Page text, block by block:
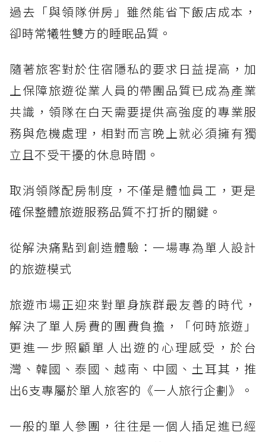
過去「與領隊併房」雖然能省下飯店成本，
卻時常犧牲雙方的睡眠品質。
隨著旅客對於住宿隱私的要求日益提高，加
上保障旅遊從業人員的帶團品質已成為產業
共識，領隊在白天需要提供高強度的專業服
務與危機處理，相對而言晚上就必須擁有獨
立且不受干擾的休息時間。
取消領隊配房制度，不僅是體恤員工，更是
確保整體旅遊服務品質不打折的關鍵。
從解決痛點到創造體驗：一場專為單人設計
的旅遊模式
旅遊市場正迎來對單身族群最友善的時代，
解決了單人房費的團費負擔，「何時旅遊」
更進一步照顧單人出遊的心理感受，於台
灣、韓國、泰國、越南、中國、土耳其，推
出6支專屬於單人旅客的《一人旅行企劃》。
一般的單人參團，往往是一個人插足進已經